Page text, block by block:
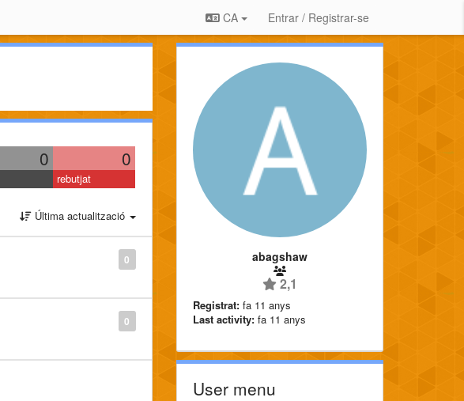
CA Entrar / Registrar-se
0 0
rebutjat
Última actualització
0
0
abagshaw
2,1
Registrat: fa 11 anys
Last activity: fa 11 anys
User menu